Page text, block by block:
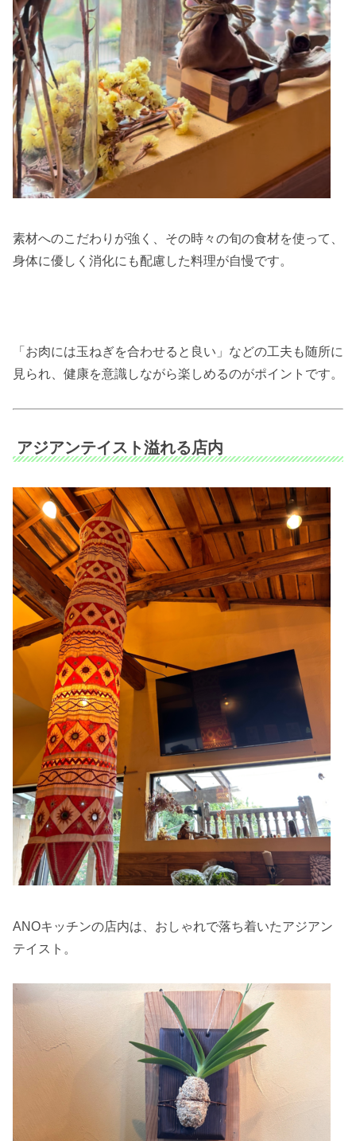
素材へのこだわりが強く、その時々の旬の食材を使って、
身体に優しく消化にも配慮した料理が自慢です。
「お肉には玉ねぎを合わせると良い」などの工夫も随所に
見られ、健康を意識しながら楽しめるのがポイントです。
アジアンテイスト溢れる店内
ANOキッチンの店内は、おしゃれで落ち着いたアジアン
テイスト。